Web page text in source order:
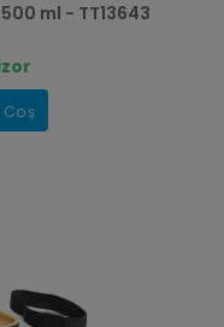
ml - TT13643